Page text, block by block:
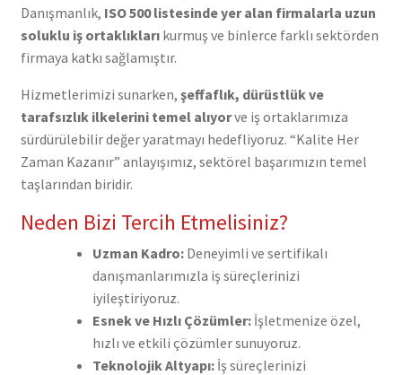
Danışmanlık, ISO 500 listesinde yer alan firmalarla uzun
soluklu iş ortaklıklarıkurmuş ve binlerce farklı sektörden
firmaya katkı sağlamıştır.
Hizmetlerimizi sunarken, şeffaflık, dürüstlük ve
tarafsızlık ilkelerini temel alıyorve iş ortaklarımıza
sürdürülebilir değer yaratmayı hedefliyoruz. “Kalite Her
Zaman Kazanır” anlayışımız, sektörel başarımızın temel
taşlarından biridir.
Neden Bizi Tercih Etmelisiniz?
Uzman Kadro:Deneyimli ve sertifikalı
danışmanlarımızla iş süreçlerinizi
iyileştiriyoruz.
Esnek ve Hızlı Çözümler:İşletmenize özel,
hızlı ve etkili çözümler sunuyoruz.
Teknolojik Altyapı:İş süreçlerinizi